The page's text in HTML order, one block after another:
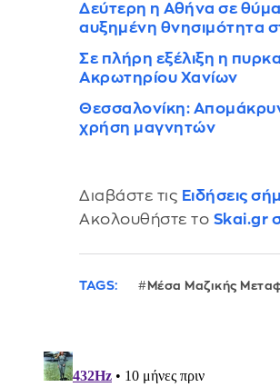
Δεύτερη η Αθήνα σε
αυξημένη θνησιμότητα
Σε πλήρη εξέλιξη η
Ακρωτηρίου Χανίων
Θεσσαλονίκη:
χρήση μαγνητών
Διαβάστε τις Ειδήσεις
Ακολουθήστε το Skai.gr
TAGS: Μέσα Μαζικής